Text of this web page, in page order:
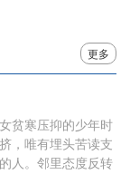
更多
贫寒压抑的少年时
，唯有埋头苦读支
人。邻里态度反转